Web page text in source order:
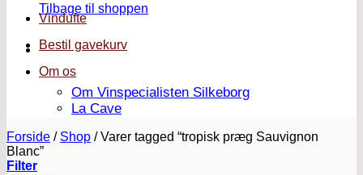
Tilbage til shoppen
Vindufte
Bestil gavekurv
Om os
Om Vinspecialisten Silkeborg
La Cave
Forside / Shop /Varer tagged “tropisk præg Sauvignon
Blanc”
Filter